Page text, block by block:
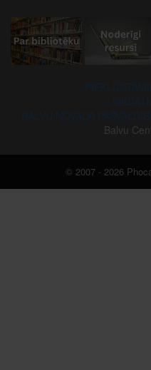
Balvu
© 2007 - 2026